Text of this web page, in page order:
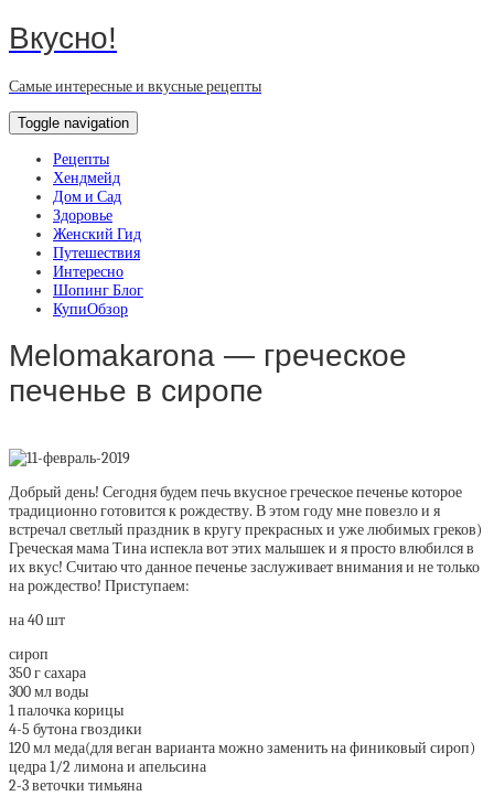
Вкусно!
Самые интересные и вкусные рецепты
Toggle navigation
Рецепты
Хендмейд
Дом и Сад
Здоровье
Женский Гид
Путешествия
Интересно
Шопинг Блог
КупиОбзор
Melomakarona — греческое
печенье в сиропе
Добрый день! Сегодня будем печь вкусное греческое печенье которое
традиционно готовится к рождеству. В этом году мне повезло и я
встречал светлый праздник в кругу прекрасных и уже любимых греков)
Греческая мама Тина испекла вот этих малышек и я просто влюбился в
их вкус! Считаю что данное печенье заслуживает внимания и не только
на рождество! Приступаем:
на 40 шт
сироп
350 г сахара
300 мл воды
1 палочка корицы
4-5 бутона гвоздики
120 мл меда(для веган варианта можно заменить на финиковый сироп)
цедра 1/2 лимона и апельсина
2-3 веточки тимьяна